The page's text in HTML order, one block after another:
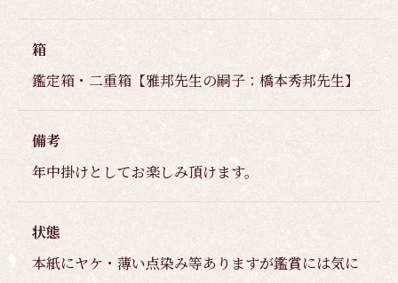
箱
鑑定箱・二重箱【雅邦先生の嗣子：橋本秀邦先生】
備考
年中掛けとしてお楽しみ頂けます。
状態
本紙にヤケ・薄い点染み等ありますが鑑賞には気に